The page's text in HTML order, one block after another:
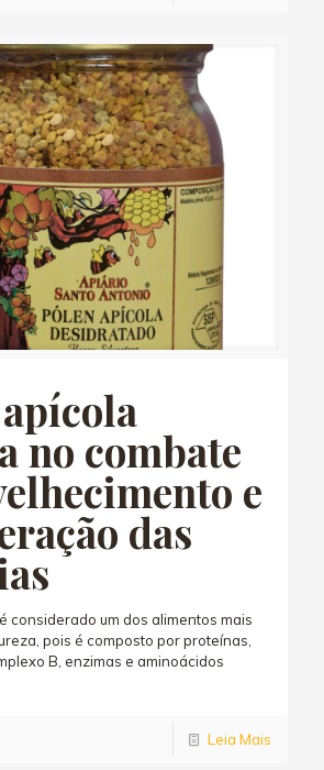
no combate
e
das
considerado um dos alimentos mais
pois é composto por proteínas,
B, enzimas e aminoácidos
Leia Mais